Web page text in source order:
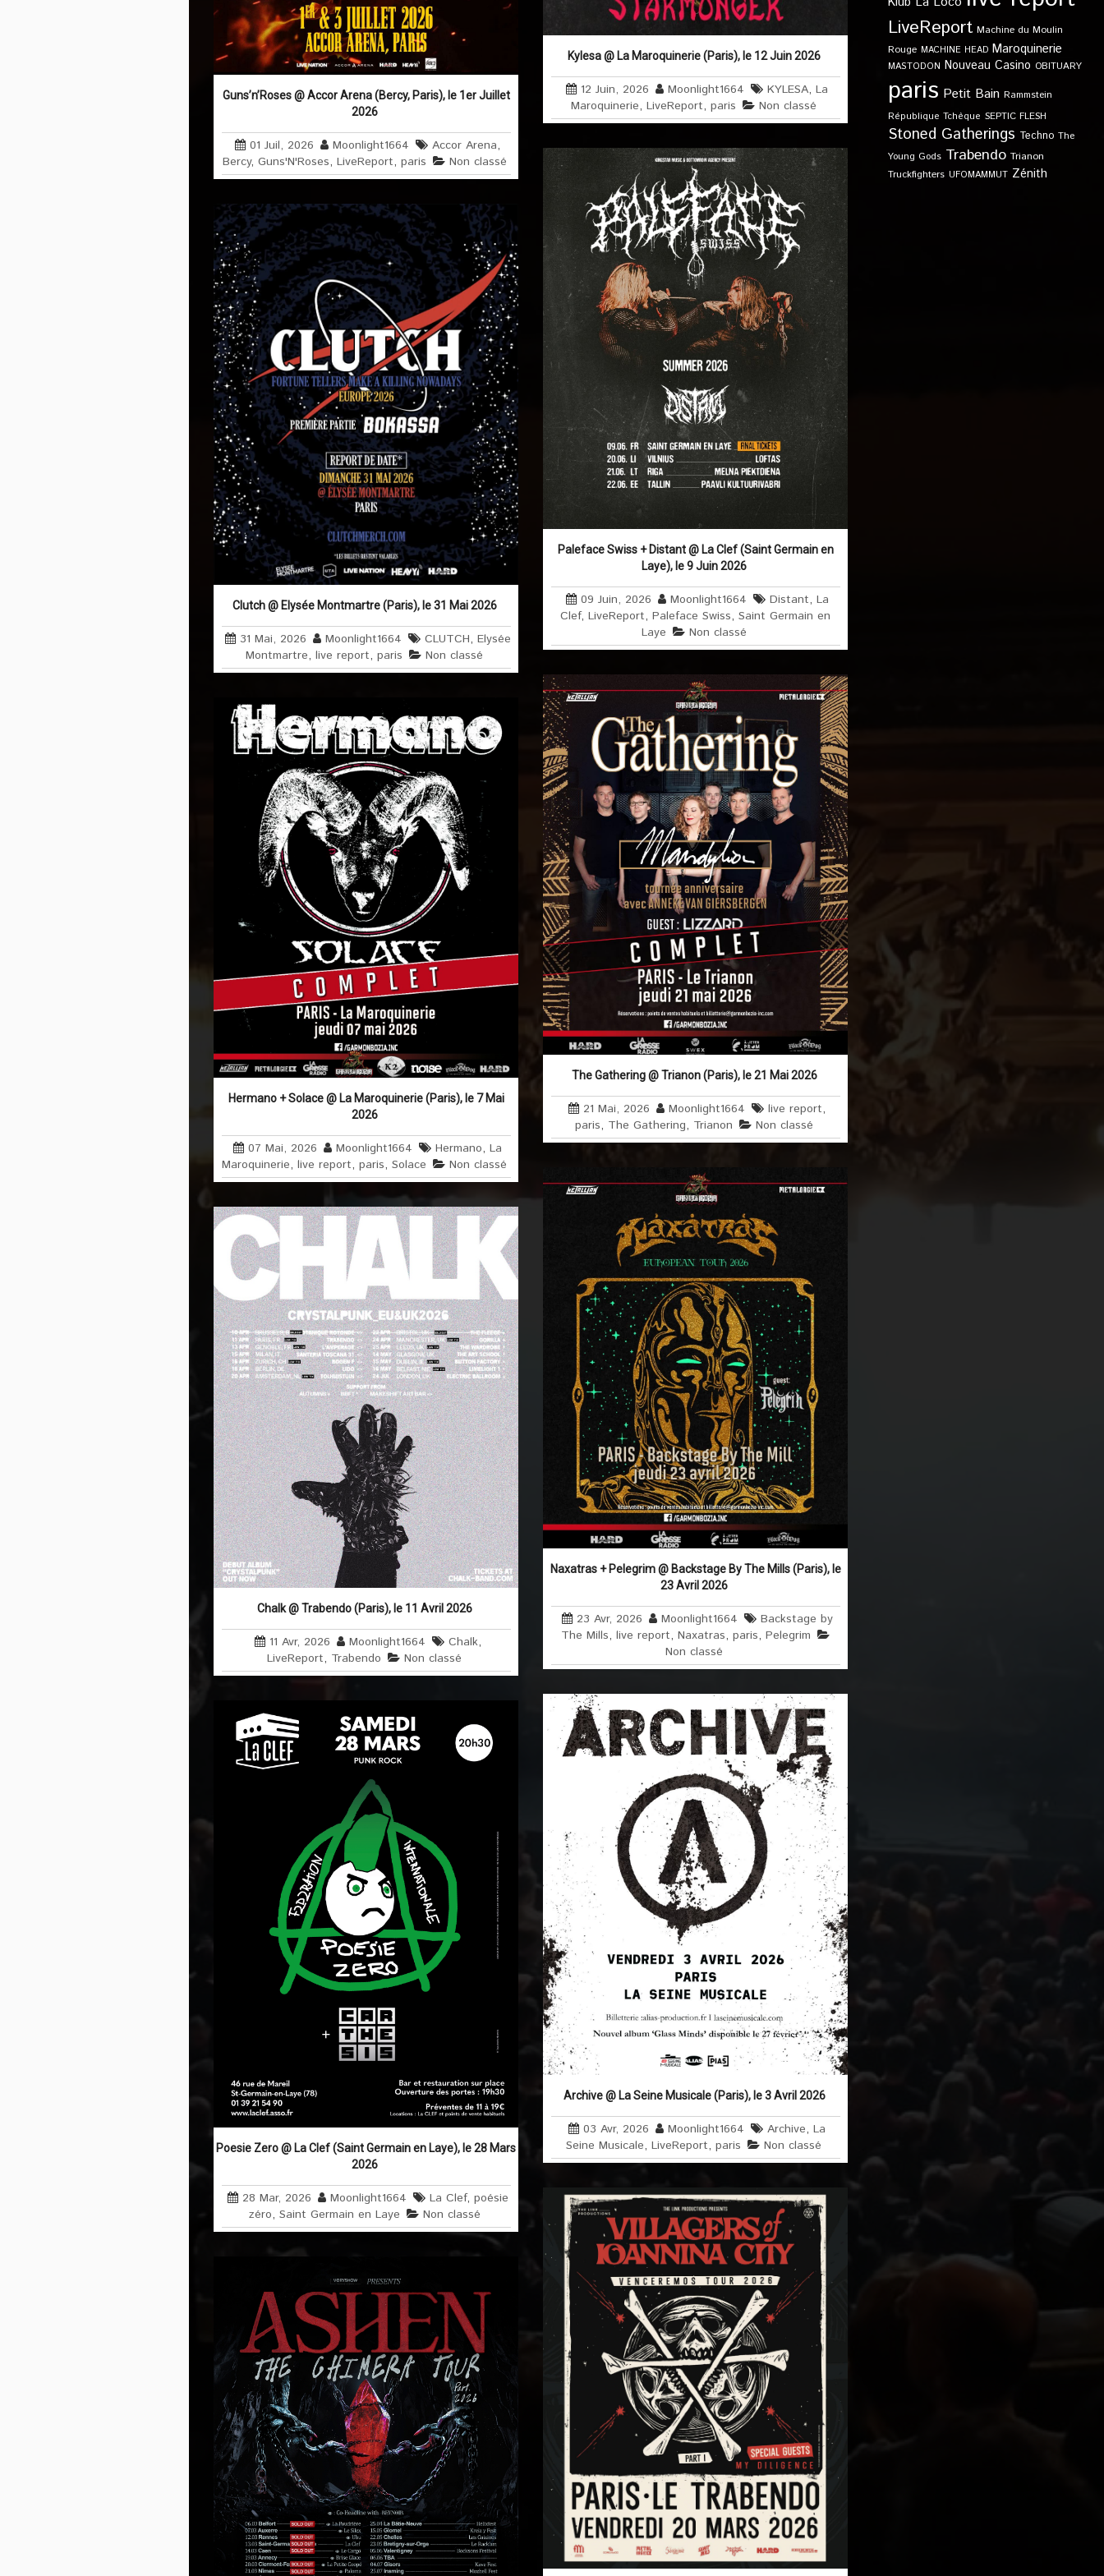
Guns’n’Roses @ Accor Arena (Bercy, Paris), le 1er Juillet
2026
01 Juil, 2026 Moonlight1664 Accor Arena,
Bercy, Guns'N'Roses, LiveReport, paris Non classé
Kylesa @ La Maroquinerie (Paris), le 12 Juin 2026
12 Juin, 2026 Moonlight1664 KYLESA, La
Maroquinerie, LiveReport, paris Non classé
Paleface Swiss + Distant @ La Clef (Saint Germain en
Laye), le 9 Juin 2026
09 Juin, 2026 Moonlight1664 Distant, La
Clef, LiveReport, Paleface Swiss, Saint Germain en
Laye
Non classé
Clutch @ Elysée Montmartre (Paris), le 31 Mai 2026
31 Mai, 2026 Moonlight1664 CLUTCH, Elysée
Montmartre, live report, paris Non classé
The Gathering @ Trianon (Paris), le 21 Mai 2026
21 Mai, 2026 Moonlight1664 live report,
paris, The Gathering, Trianon Non classé
Hermano + Solace @ La Maroquinerie (Paris), le 7 Mai
2026
07 Mai, 2026 Moonlight1664 Hermano, La
Maroquinerie, live report, paris, Solace Non classé
Naxatras + Pelegrim @ Backstage By The Mills (Paris), le
23 Avril 2026
23 Avr, 2026 Moonlight1664
Backstage by
The Mills, live report, Naxatras, paris, Pelegrim
Non classé
Chalk @ Trabendo (Paris), le 11 Avril 2026
11 Avr, 2026 Moonlight1664 Chalk,
LiveReport, Trabendo Non classé
Archive @ La Seine Musicale (Paris), le 3 Avril 2026
03 Avr, 2026 Moonlight1664 Archive, La
Seine Musicale, LiveReport, paris Non classé
Poesie Zero @ La Clef (Saint Germain en Laye), le 28 Mars
2026
28 Mar, 2026 Moonlight1664 La Clef, poésie
zéro, Saint Germain en Laye Non classé
LiveReport Machine du Moulin
Rouge MACHINE HEAD Maroquinerie
MASTODON Nouveau Casino OBITUARY
paris Petit Bain Rammstein
République Tchèque SEPTIC FLESH
Stoned Gatherings Techno The
Young Gods Trabendo Trianon
Truckfighters UFOMAMMUT Zénith